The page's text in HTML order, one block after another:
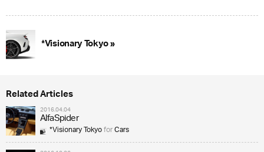
*Visionary Tokyo »
Related Articles
2016.04.04
AlfaSpider
*Visionary TokyoforCars